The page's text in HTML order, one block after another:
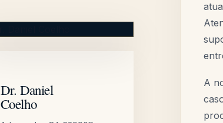
Dr. Daniel
Coelho
A